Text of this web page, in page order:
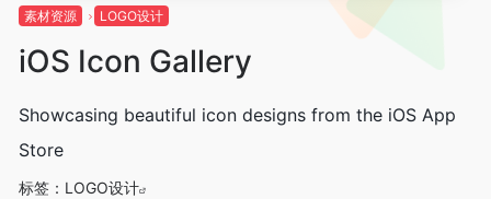
素材资源 LOGO设计
iOS Icon Gallery
Showcasing beautiful icon designs from the iOS App
Store
标签： LOGO设计